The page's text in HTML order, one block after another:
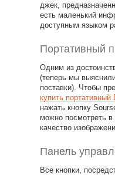
джек,
есть маленький
доступным языком
Портативный
Одним из
(теперь мы
поставки). Чтобы
купить
нажать кнопку
можно посмотреть
качество
Панель
Все кнопки,